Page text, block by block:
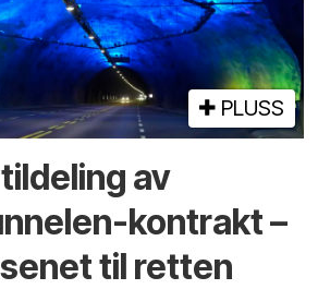
PLUSS
av
kontrakt –
til retten